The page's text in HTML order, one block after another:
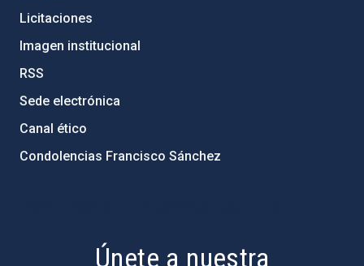
Licitaciones
Imagen institucional
RSS
Sede electrónica
Canal ético
Condolencias Francisco Sánchez
Únete a nuestra